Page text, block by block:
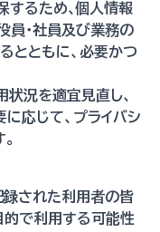
するため､個人情報
員・社員及び業務の
とともに、必要かつ
況を適宜見直し、
応じて、プライバシ
録された利用者の皆
的で利用する可能性